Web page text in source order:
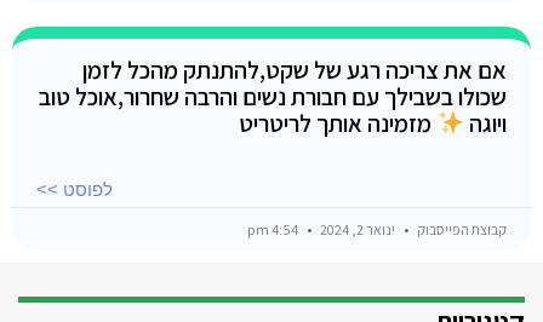
אם את צריכה רגע של שקט,להתנתק מהכל לזמן
שכולו בשבילך עם חבורת נשים והרבה שחרור,אוכל טוב
ויוגה
מזמינה אותך לריטריט
לפוסט >>
קבוצת הפייסבוק ינואר 2, 2024